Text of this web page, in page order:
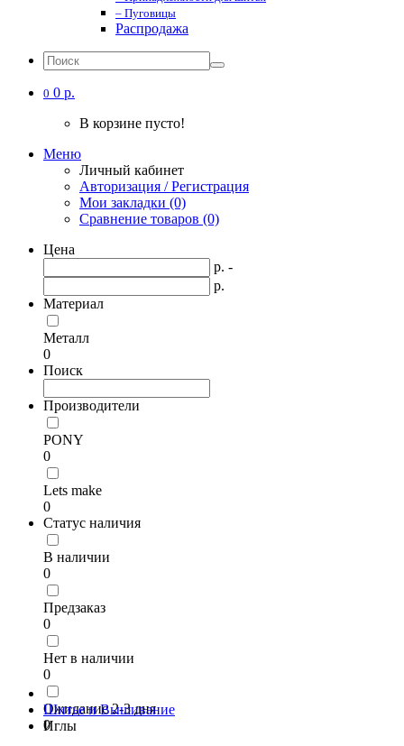
– Пуговицы
Распродажа
0 0 р.
В корзине пусто!
Меню
Личный кабинет
Авторизация / Регистрация
Мои закладки (0)
Сравнение товаров (0)
Цена
р. -
р.
Материал
Металл
0
Поиск
Производители
PONY
0
Lets make
0
Статус наличия
В наличии
0
Предзаказ
0
Нет в наличии
0
Ожидание 2-3 дня
0
Шитье и Вышивание
Иглы